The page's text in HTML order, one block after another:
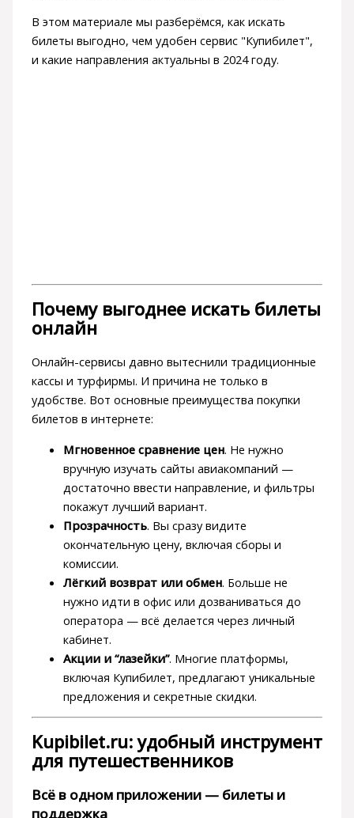
В этом материале мы разберёмся, как искать
билеты выгодно, чем удобен сервис "Купибилет",
и какие направления актуальны в 2024 году.
Почему выгоднее искать билеты
онлайн
Онлайн-сервисы давно вытеснили традиционные
кассы и турфирмы. И причина не только в
удобстве. Вот основные преимущества покупки
билетов в интернете:
Мгновенное сравнение цен. Не нужно
вручную изучать сайты авиакомпаний —
достаточно ввести направление, и фильтры
покажут лучший вариант.
Прозрачность. Вы сразу видите
окончательную цену, включая сборы и
комиссии.
Лёгкий возврат или обмен. Больше не
нужно идти в офис или дозваниваться до
оператора — всё делается через личный
кабинет.
Акции и “лазейки”. Многие платформы,
включая Купибилет, предлагают уникальные
предложения и секретные скидки.
Kupibilet.ru: удобный инструмент
для путешественников
Всё в одном приложении — билеты и
поддержка